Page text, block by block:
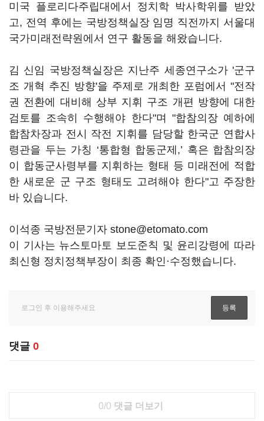
미국 플로리다주립대에서 정치학 박사학위를 받았
고, 전역 후에는 국방정책실장 임명 직전까지 서울대
국가미래전략원에서 연구 활동을 해왔습니다.
김 신임 국방정책실장은 지난주 세종연구소가 '군구
조 개혁 추진 방향'을 주제로 개최한 포럼에서 "전작
권 전환에 대비해 상부 지휘 구조 개편 방향에 대한
검토를 조속히 수행해야 한다"며 "합참의장 예하에
합참차장과 전시 작전 지휘를 담당할 한국군 연합사
령관을 두는 가칭 ‘통합형 합동군제,’ 혹은 합참의장
이 합동군사령부를 지휘하는 형태 등 미래전에 적합
한 새로운 군 구조 형태도 고려해야 한다"고 주장한
바 있습니다.
이석종 국방전문기자 stone@etomato.com
이 기사는 뉴스토마토 보도준칙 및 윤리강령에 따라
최신형 정치정책부장이 최종 확인·수정했습니다.
댓글 0
0/0 댓글 더보기